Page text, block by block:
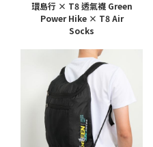
環島行 × T8 透氣襪 Green
Power Hike × T8 Air
Socks